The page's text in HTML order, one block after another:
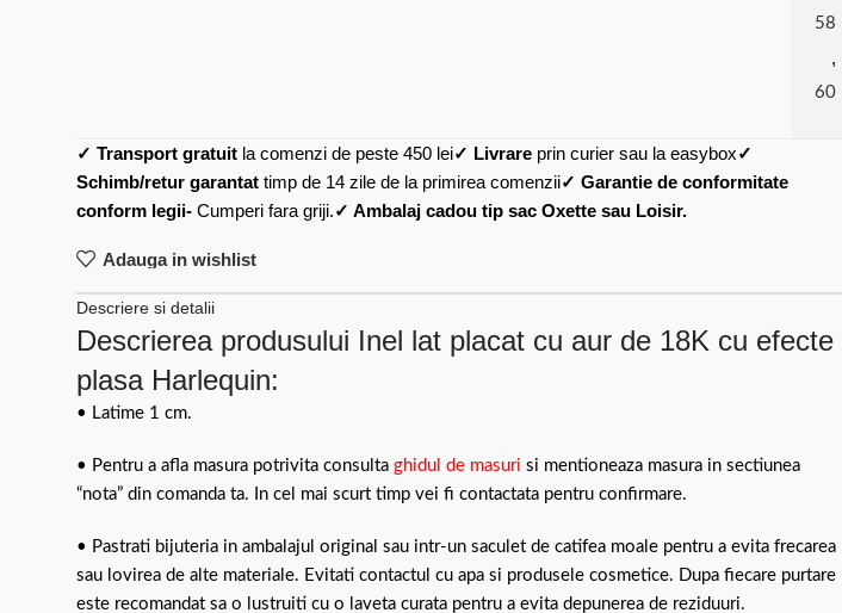
58
,
60
✓ Transport gratuit la comenzi de peste 450 lei✓ Livrare prin curier sau la easybox✓
Schimb/retur garantat timp de 14 zile de la primirea comenzii✓ Garantie de conformitate
conform legii- Cumperi fara griji.✓ Ambalaj cadou tip sac Oxette sau Loisir.
Adauga in wishlist
Descriere si detalii
Descrierea produsului Inel lat placat cu aur de 18K cu efecte
plasa Harlequin:
• Latime 1 cm.
• Pentru a afla masura potrivita consulta ghidul de masuri si mentioneaza masura in sectiunea
“nota” din comanda ta. In cel mai scurt timp vei fi contactata pentru confirmare.
• Pastrati bijuteria in ambalajul original sau intr-un saculet de catifea moale pentru a evita frecarea
sau lovirea de alte materiale. Evitati contactul cu apa si produsele cosmetice. Dupa fiecare purtare
este recomandat sa o lustruiti cu o laveta curata pentru a evita depunerea de reziduuri.